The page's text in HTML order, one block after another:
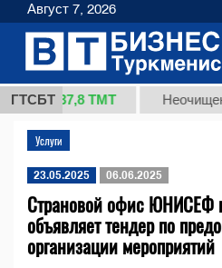
ГТСБТ
1 (кг.) 37,8 ТМТ
Услуги
23.05.2025 06.06.2025
Страновой офис ЮНИСЕФ
объявляет тендер по
организации мероприятий
Август 7, 2026